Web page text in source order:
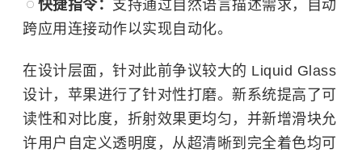
快捷指令： 支持通过自然语言描述需求，自动
跨应用连接动作以实现自动化。
在设计层面，针对此前争议较大的 Liquid Glass
设计，苹果进行了针对性打磨。新系统提高了可
读性和对比度，折射效果更均匀，并新增滑块允
许用户自定义透明度，从超清晰到完全着色均可